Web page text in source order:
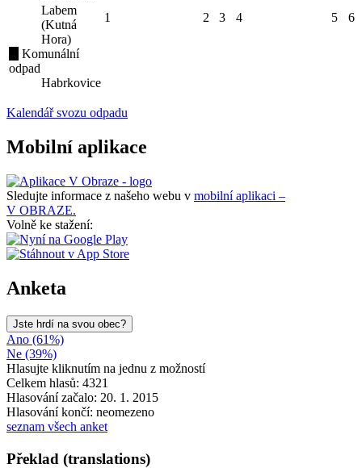
Labem
(Kutná
Hora)
Komunální
odpad
Habrkovice
1 2 3 4 5 6
Kalendář svozu odpadu
Mobilní aplikace
Sledujte informace z našeho webu v mobilní aplikaci –
V OBRAZE.
Volně ke stažení:
Anketa
Jste hrdí na svou obec?
Ano (61%)
Ne (39%)
Hlasujte kliknutím na jednu z možností
Celkem hlasů: 4321
Hlasování začalo: 20. 1. 2015
Hlasování končí: neomezeno
seznam všech anket
Překlad (translations)